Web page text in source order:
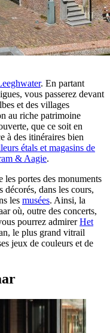
. En partant
vous passerez devant
et des villages
au riche patrimoine
que ce soit en
à des itinéraires bien
étals et magasins de
& Aagie.
portes des monuments
dans les cours,
les musées. Ainsi, la
où, outre des concerts,
pourrez admirerHet
le plus grand vitrail
jeux de couleurs et de